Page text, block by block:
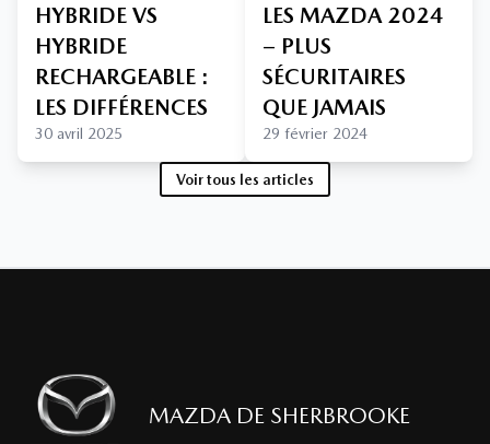
HYBRIDE VS
HYBRIDE
RECHARGEABLE :
LES DIFFÉRENCES
30 avril 2025
LES MAZDA 2024
– PLUS
SÉCURITAIRES
QUE JAMAIS
29 février 2024
Voir tous les articles
MAZDA DE SHERBROOKE